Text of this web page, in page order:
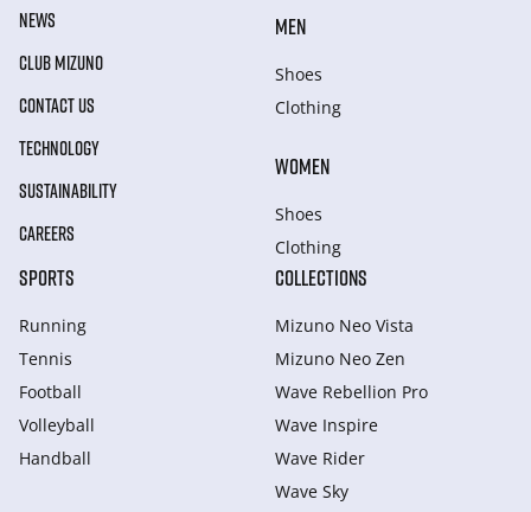
NEWS
CLUB MIZUNO
CONTACT US
TECHNOLOGY
SUSTAINABILITY
CAREERS
MEN
Shoes
Clothing
WOMEN
Shoes
Clothing
SPORTS
Running
Tennis
Football
Volleyball
Handball
COLLECTIONS
Mizuno Neo Vista
Mizuno Neo Zen
Wave Rebellion Pro
Wave Inspire
Wave Rider
Wave Sky